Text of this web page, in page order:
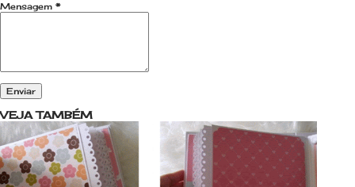
Mensagem *
VEJA TAMBÉM